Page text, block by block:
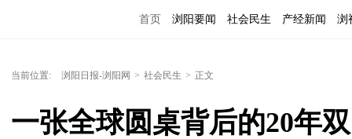
首页 浏阳要闻 社会民生 产经新闻 浏
当前位置: 浏阳日报-浏阳网 > 社会民生 > 正文
一张全球圆桌背后的20年